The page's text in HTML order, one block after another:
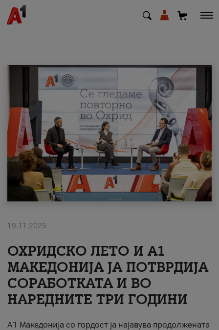
МК SQ
Приватни Деловни
Поддршка
Надополни кредит
#ПодобарОнлајн
19.11.2025
ОХРИДСКО ЛЕТО И A1
МАКЕДОНИЈА ЈА ПОТВРДИЈА
СОРАБОТКАТА И ВО
НАРЕДНИТЕ ТРИ ГОДИНИ
A1 Македонија со гордост ја најавува продолжената